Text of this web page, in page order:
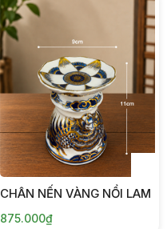
CHÂN NẾN VÀNG NỔI LAM
875.000₫